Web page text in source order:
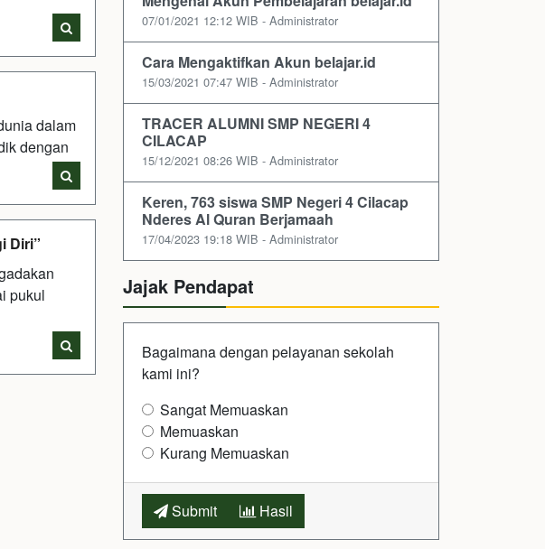
dalam
dengan
Diri”
pukul
07/01/2021 12:12 WIB - Administrator
Cara Mengaktifkan Akun belajar.id
15/03/2021 07:47 WIB - Administrator
TRACER ALUMNI SMP NEGERI 4
CILACAP
15/12/2021 08:26 WIB - Administrator
Keren, 763 siswa SMP Negeri 4 Cilacap
Nderes Al Quran Berjamaah
17/04/2023 19:18 WIB - Administrator
Jajak Pendapat
Bagaimana dengan pelayanan sekolah
kami ini?
Sangat Memuaskan
Memuaskan
Kurang Memuaskan
Submit Hasil